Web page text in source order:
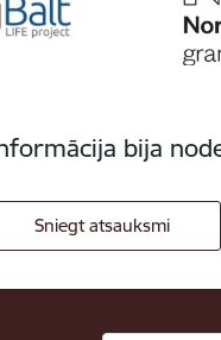
bija
Sniegt atsauksmi